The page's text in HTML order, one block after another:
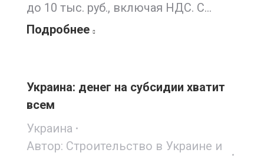
до 10 тыс. руб., включая НДС. С…
Подробнее
Украина: денег на субсидии хватит
всем
Украина
Автор: Строительство в Украине и